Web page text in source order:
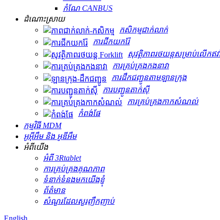
កំណែ CANBUS
ដំណោះស្រាយ
កសិកម្ម​ជាក់លាក់
ការជីកយករ៉ែ
សុវត្ថិភាពរថយន្តសម្រាប់លើកឥវ៉
ការគ្រប់គ្រងកងនាវា
ការដឹកជញ្ជូនតាមឡានក្រុង
ការបញ្ជូនតាក់ស៊ី
ការគ្រប់គ្រងកាកសំណល់
កំពង់ផែ
កម្មវិធី MDM
អូអ៊ីអឹម និង អូឌីអឹម
អំពីយើង
អំពី 3Rtablet
ការគ្រប់គ្រងគុណភាព
ទំនាក់ទំនងមកយើងខ្ញុំ
ព័ត៌មាន
សំណួរដែលសួរញឹកញាប់
English